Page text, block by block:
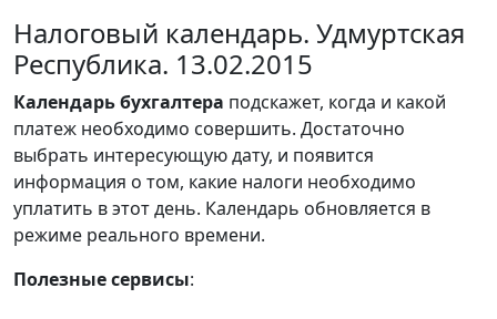
Налоговый календарь. Удмуртская
Республика. 13.02.2015
Календарьбухгалтера подскажет, когда и какой
платеж необходимо совершить. Достаточно
выбрать интересующую дату, и появится
информация о том, какие налоги необходимо
уплатить в этот день. Календарь обновляется в
режиме реального времени.
Полезные сервисы: